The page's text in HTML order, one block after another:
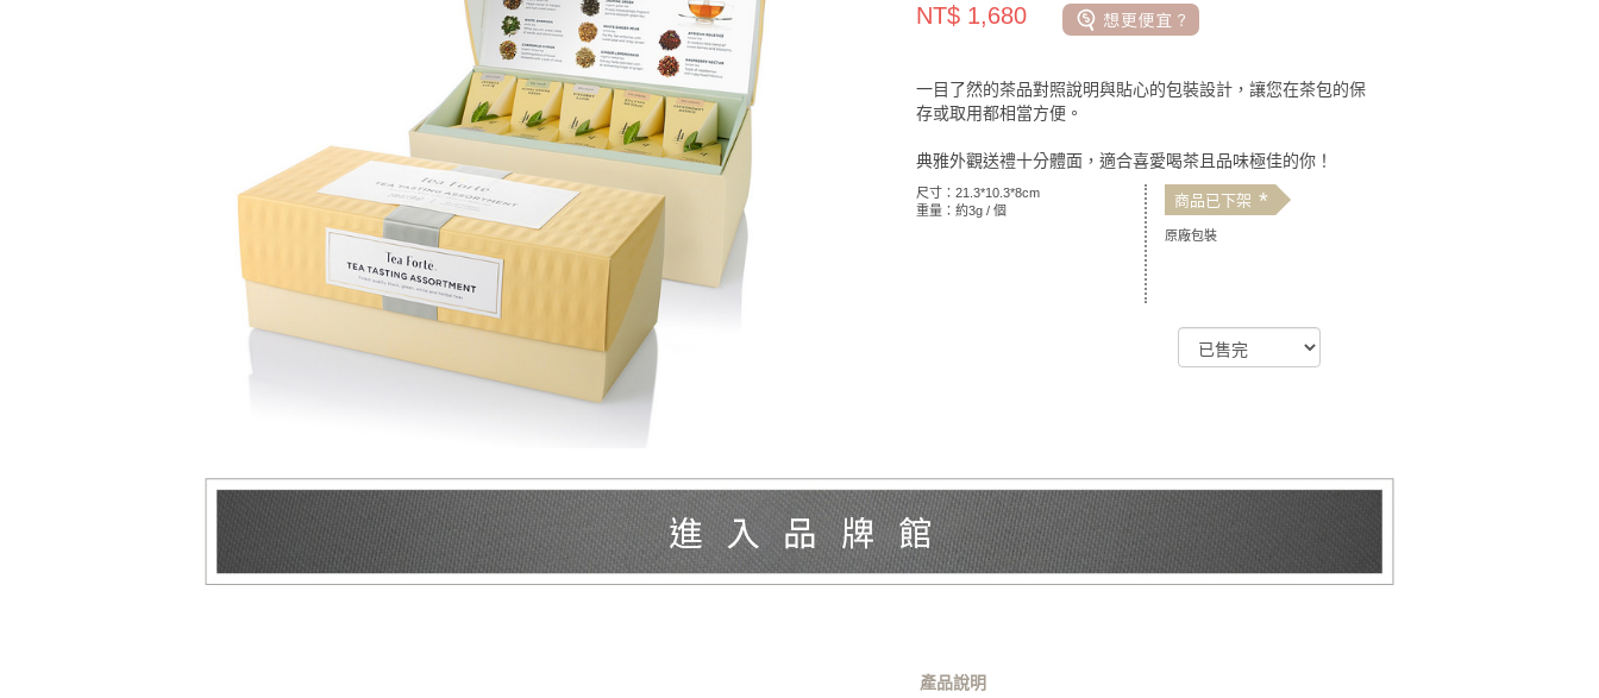
NT$ 1,680
一目了然的茶品對照說明與貼心的包裝設計，讓您在茶包的保
存或取用都相當方便。
典雅外觀送禮十分體面，適合喜愛喝茶且品味極佳的你！
尺寸：21.3*10.3*8cm
重量：約3g / 個
商品已下架 *
原廠包裝
產品說明